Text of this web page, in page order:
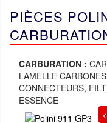
PIÈCES
CARBURATION :
LAMELLE
CONNECTEURS,
ESSENCE